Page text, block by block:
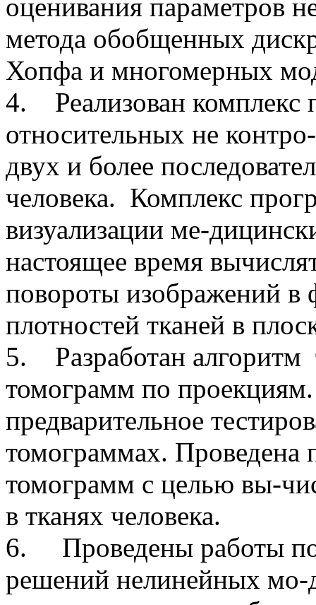
оценивания параметров
метода обобщенных
Хопфа и многомерных
4. Реализован комплекс
относительных не
двух и более
человека. Комплекс
визуализации ме-
настоящее время
повороты изображений в
плотностей тканей в
5. Разработан
томограмм по
предварительное
томограммах. Проведена
томограмм с целью вы-
в тканях человека.
6. Проведены работы
решений нелинейных мо-